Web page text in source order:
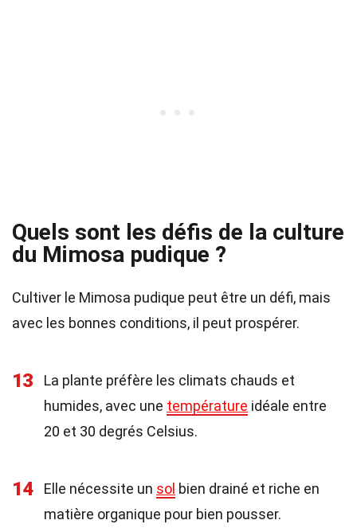
Quels sont les défis de la culture
du Mimosa pudique ?
Cultiver le Mimosa pudique peut être un défi, mais
avec les bonnes conditions, il peut prospérer.
13
La plante préfère les climats chauds et
humides, avec une température idéale entre
20 et 30 degrés Celsius.
14 Elle nécessite un sol bien drainé et riche en
matière organique pour bien pousser.